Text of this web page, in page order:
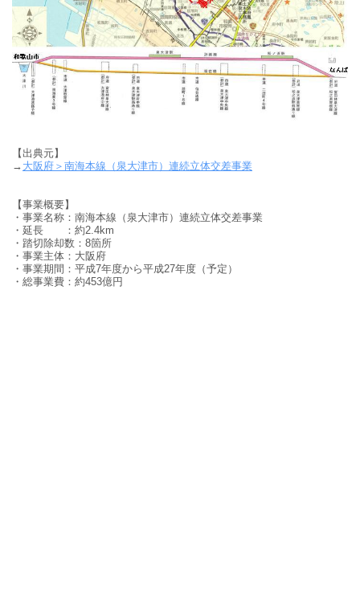
【出典元】
→ 大阪府＞南海本線（泉大津市）連続立体交差事業
【事業概要】
・事業名称：南海本線（泉大津市）連続立体交差事業
・延長 ：約2.4km
・踏切除却数：8箇所
・事業主体：大阪府
・事業期間：平成7年度から平成27年度（予定）
・総事業費：約453億円